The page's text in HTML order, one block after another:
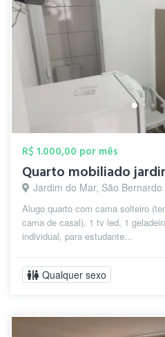
R$ 1.000,00 por mês
Quarto mobiliado
Jardim do Mar, São
Alugo quarto com cama solteiro
cama de casal), 1 tv led, 1
individual, para estudante...
Qualquer sexo